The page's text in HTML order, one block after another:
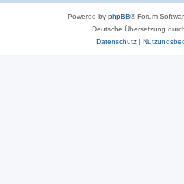
Powered by phpBB® Forum
Deutsche Übersetzung
Datenschutz|